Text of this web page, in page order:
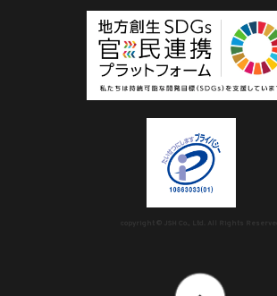
copyright © JSH Co., Ltd. All Rights Reserved